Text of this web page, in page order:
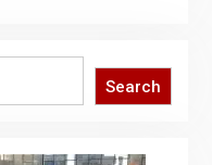
Search